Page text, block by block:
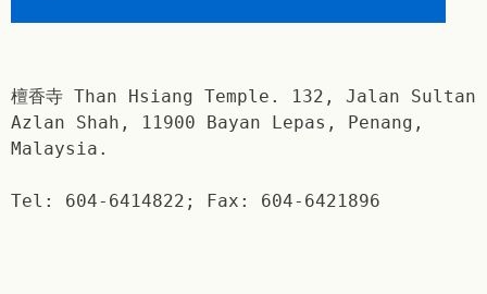
檀香寺 Than Hsiang Temple. 132, Jalan Sultan
Azlan Shah, 11900 Bayan Lepas, Penang,
Malaysia.
Tel: 604-6414822; Fax: 604-6421896